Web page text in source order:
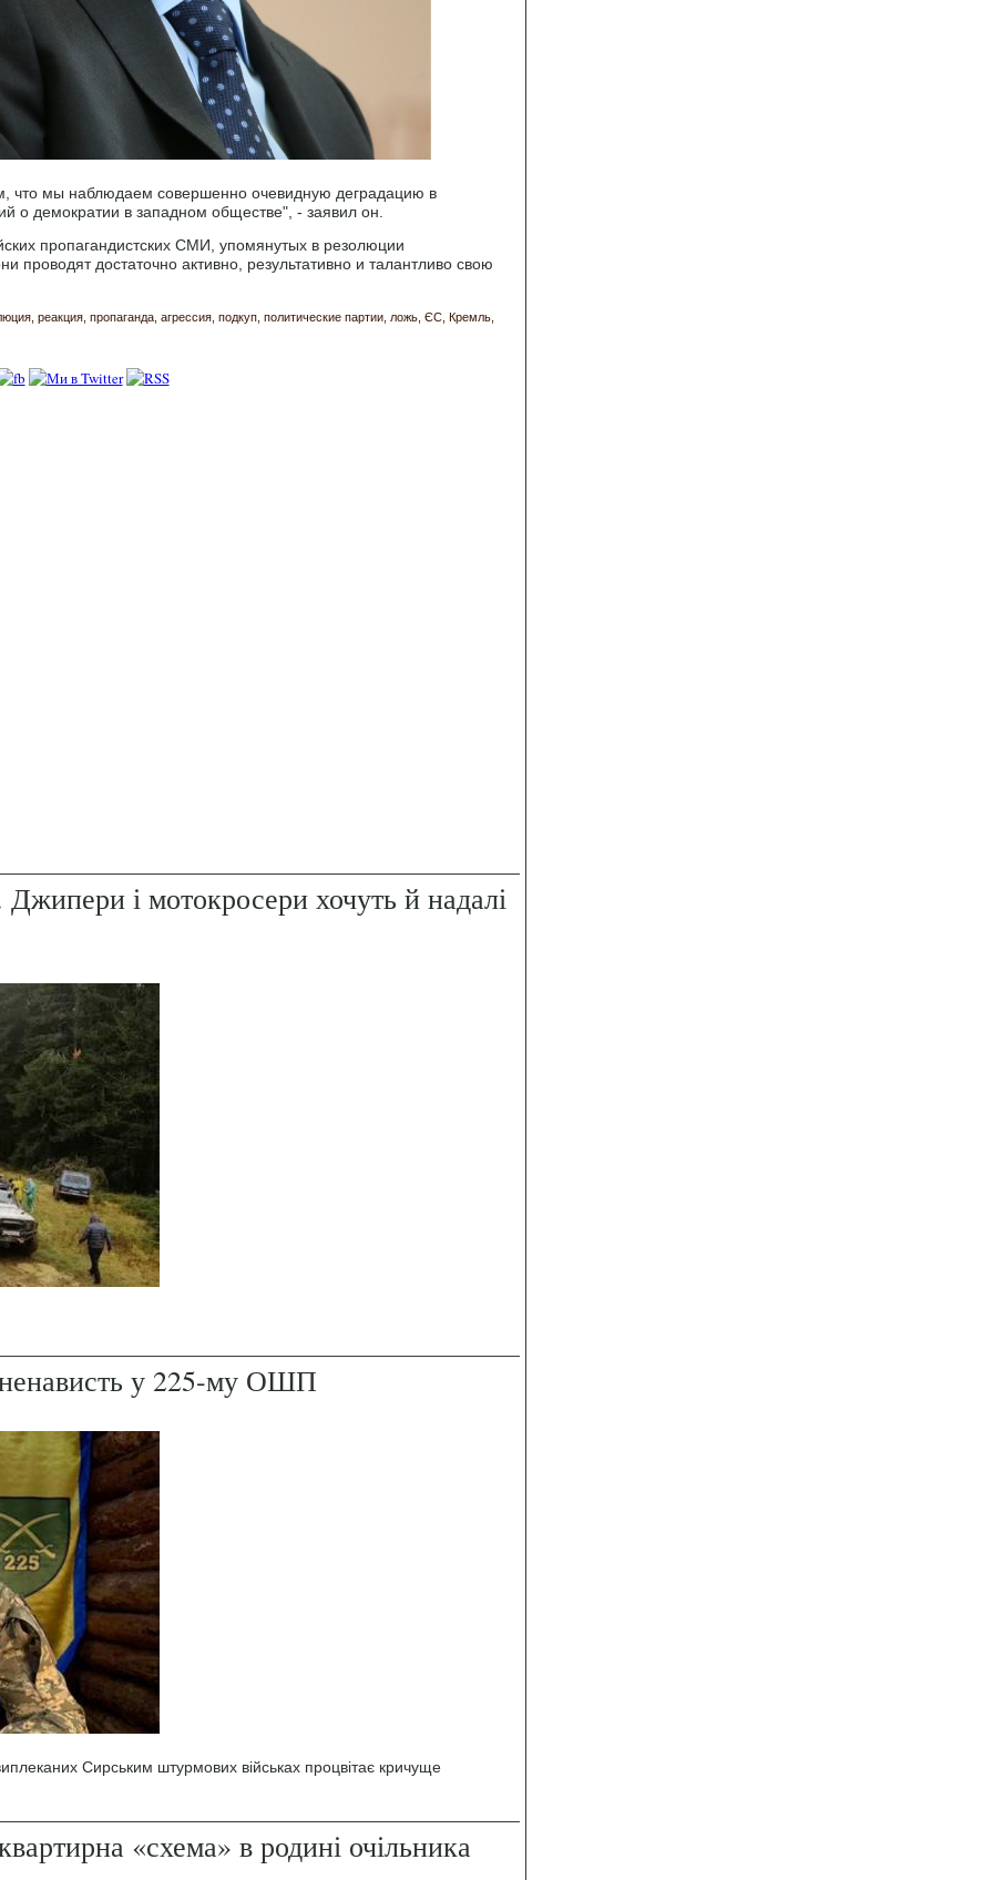
что мы наблюдаем совершенно очевидную деградацию в
о демократии в западном обществе", - заявил он.
пропагандистских СМИ, упомянутых в резолюции
проводят достаточно активно, результативно и талантливо свою
реакция пропаганда агрессия подкуп политические партии ложь ЄС Кремль
Джипери і мотокросери хочуть й надалі
ненависть у 225-му ОШП
Сирським штурмових військах процвітає кричуще
«схема» в родині очільника